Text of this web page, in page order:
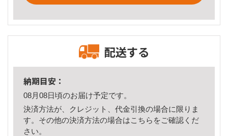
配送する
納期目安：
08月08日頃のお届け予定です。
決済方法が、クレジット、代金引換の場合に限りま
す。その他の決済方法の場合はこちら をご確認くだ
さい。